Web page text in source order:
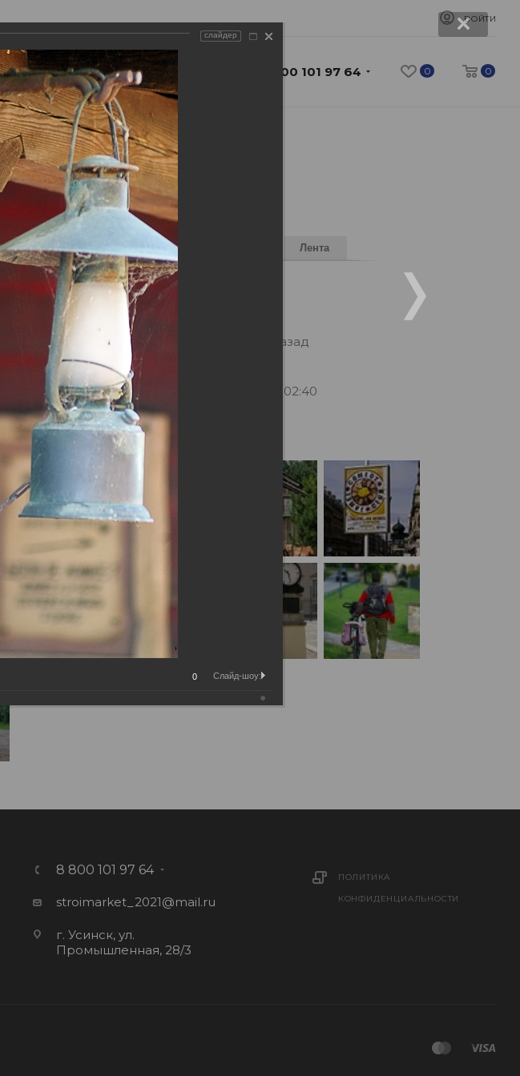
ВОЙТИ
0 0
8 800 101 97 64
Отпуск
Друзья Группы Форум Лента
Дмитрий
Дата
последнего
входа:
20 минут назад
Дата
регистрации:
17.11.2020 11:02:40
8 800 101 97 64
stroimarket_2021@mail.ru
г. Усинск, ул.
Промышленная, 28/3
ПОЛИТИКА
КОНФИДЕНЦИАЛЬНОСТИ
слайдер
0 Слайд-шоу: